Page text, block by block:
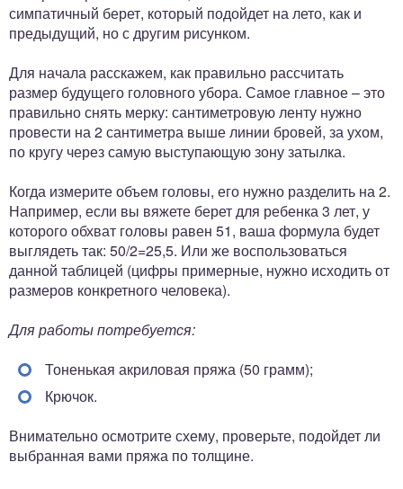
симпатичный берет, который подойдет на лето, как и
предыдущий, но с другим рисунком.
Для начала расскажем, как правильно рассчитать
размер будущего головного убора. Самое главное – это
правильно снять мерку: сантиметровую ленту нужно
провести на 2 сантиметра выше линии бровей, за ухом,
по кругу через самую выступающую зону затылка.
Когда измерите объем головы, его нужно разделить на 2.
Например, если вы вяжете берет для ребенка 3 лет, у
которого обхват головы равен 51, ваша формула будет
выглядеть так: 50/2=25,5. Или же воспользоваться
данной таблицей (цифры примерные, нужно исходить от
размеров конкретного человека).
Для работы потребуется:
Тоненькая акриловая пряжа (50 грамм);
Крючок.
Внимательно осмотрите схему, проверьте, подойдет ли
выбранная вами пряжа по толщине.